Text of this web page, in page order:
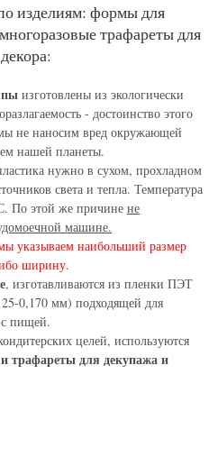
изделиям: формы для
трафареты для
изготовлены из экологически
- достоинство этого
не наносим вред окружающей
нашей планеты.
нужно в сухом, прохладном
света и тепла. Температура
По этой же причине не
машине.
указываем наибольший размер
ширину.
, изготавливаются из пленки ПЭТ
0,170 мм) подходящей для
пищей.
целей, используются
трафареты для декупажа и